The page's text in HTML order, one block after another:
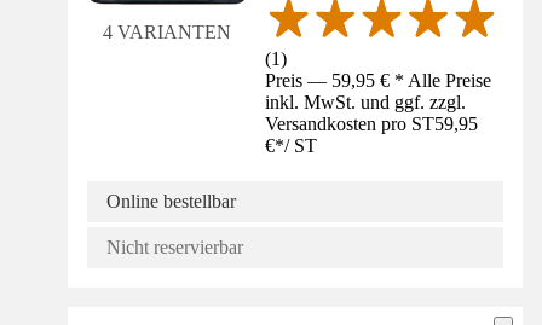
4 VARIANTEN
(1)
Preis — 59,95 € * Alle Preise
inkl. MwSt. und ggf. zzgl.
Versandkosten pro ST59,95
€*/ ST
Online bestellbar
Nicht reservierbar